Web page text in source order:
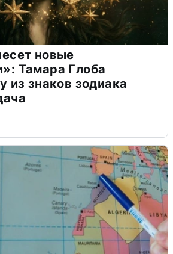
новые
Тамара Глоба
из знаков зодиака